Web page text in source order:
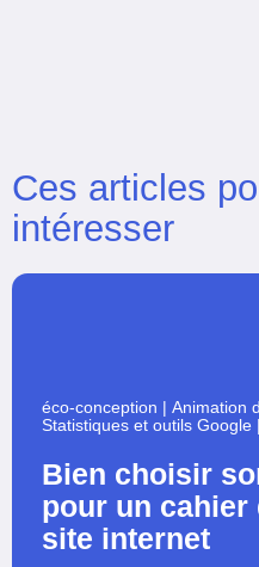
Ces articles
intéresser
éco-conception | Animation
Statistiques et outils Google |
Bien choisir
pour un cahier
site internet